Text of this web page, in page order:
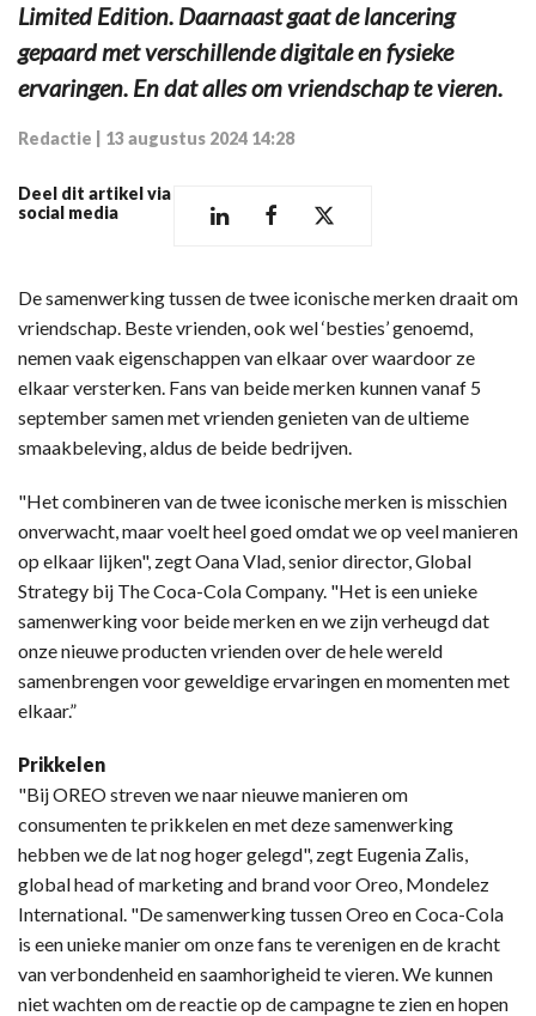
Limited Edition. Daarnaast gaat de lancering
gepaard met verschillende digitale en fysieke
ervaringen. En dat alles om vriendschap te vieren.
Redactie 13 augustus 2024 14:28
Deel dit artikel via
social media
De samenwerking tussen de twee iconische merken draait om
vriendschap. Beste vrienden, ook wel ‘besties’ genoemd,
nemen vaak eigenschappen van elkaar over waardoor ze
elkaar versterken. Fans van beide merken kunnen vanaf 5
september samen met vrienden genieten van de ultieme
smaakbeleving, aldus de beide bedrijven.
"Het combineren van de twee iconische merken is misschien
onverwacht, maar voelt heel goed omdat we op veel manieren
op elkaar lijken", zegt Oana Vlad, senior director, Global
Strategy bij The Coca-Cola Company. "Het is een unieke
samenwerking voor beide merken en we zijn verheugd dat
onze nieuwe producten vrienden over de hele wereld
samenbrengen voor geweldige ervaringen en momenten met
elkaar.”
Prikkelen
"Bij OREO streven we naar nieuwe manieren om
consumenten te prikkelen en met deze samenwerking
hebben we de lat nog hoger gelegd", zegt Eugenia Zalis,
global head of marketing and brand voor Oreo, Mondelez
International. "De samenwerking tussen Oreo en Coca-Cola
is een unieke manier om onze fans te verenigen en de kracht
van verbondenheid en saamhorigheid te vieren. We kunnen
niet wachten om de reactie op de campagne te zien en hopen